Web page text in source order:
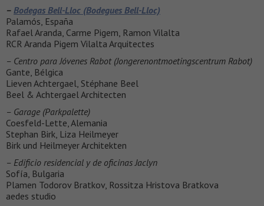
– Bodegas Bell-Lloc (Bodegues Bell-Lloc)
Palamós, España
Rafael Aranda, Carme Pigem, Ramon Vilalta
RCR Aranda Pigem Vilalta Arquitectes
– Centro para Jóvenes Rabot (Jongerenontmoetingscentrum Rabot)
Gante, Bélgica
Lieven Achtergael, Stéphane Beel
Beel & Achtergael Architecten
– Garage (Parkpalette)
Coesfeld-Lette, Alemania
Stephan Birk, Liza Heilmeyer
Birk und Heilmeyer Architekten
– Edificio residencial y de oficinas Jaclyn
Sofía, Bulgaria
Plamen Todorov Bratkov, Rossitza Hristova Bratkova
aedes studio